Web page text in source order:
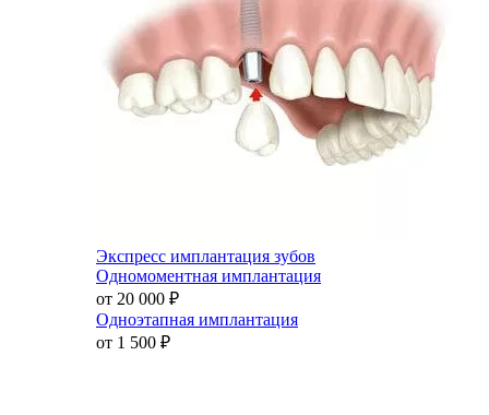
Экспресс имплантация зубов
Одномоментная имплантация
от 20 000 ₽
Одноэтапная имплантация
от 1 500 ₽